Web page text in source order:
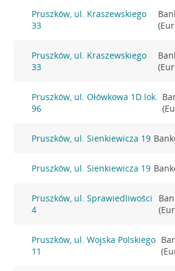
Pruszków, ul. Kraszewskiego
33
Pruszków, ul. Kraszewskiego
33
Pruszków, ul. Ołówkowa 1D lok.
96
Pruszków, ul. Sienkiewicza 19
Pruszków, ul. Sienkiewicza 19
Pruszków, ul. Sprawiedliwości
4
Pruszków, ul. Wojska Polskiego
11